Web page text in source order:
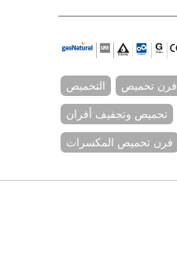
التحميص فرن تحميص
تحميص وتجفيف أفران
فرن تحميص المكسرات